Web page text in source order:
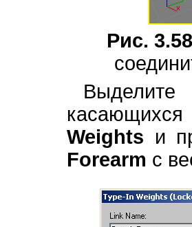
Рис. 3.58
Weights и
Forearm с